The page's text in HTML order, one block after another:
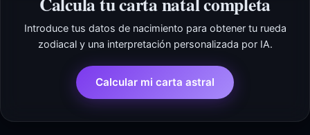
Introduce tus datos de nacimiento para obtener tu rueda
zodiacal y una interpretación personalizada por IA.
Calcular mi carta astral